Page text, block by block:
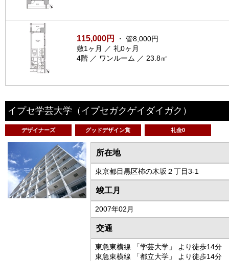
115,000円
・ 管8,000円
敷1ヶ月 ／ 礼0ヶ月
4階 ／ ワンルーム ／ 23.8㎡
イプセ学芸大学 （イプセガクゲイダイガク）
デザイナーズ グッドデザイン賞 礼金0
所在地
東京都目黒区柿の木坂２丁目3-1
竣工月
2007年02月
交通
東急東横線 「学芸大学」 より徒歩14分
東急東横線 「都立大学」 より徒歩14分